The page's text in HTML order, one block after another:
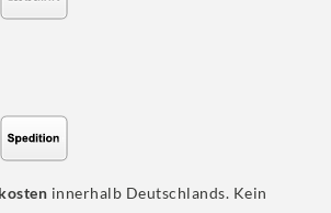
innerhalb Deutschlands. Kein